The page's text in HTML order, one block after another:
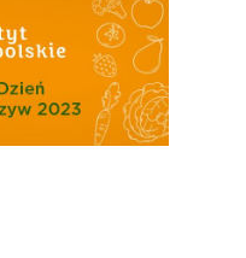
Owoce
Polskie Forum
Ekologicznej
Chrup Owoce, Jedz